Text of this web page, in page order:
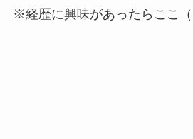
※経歴に興味があったらここ（